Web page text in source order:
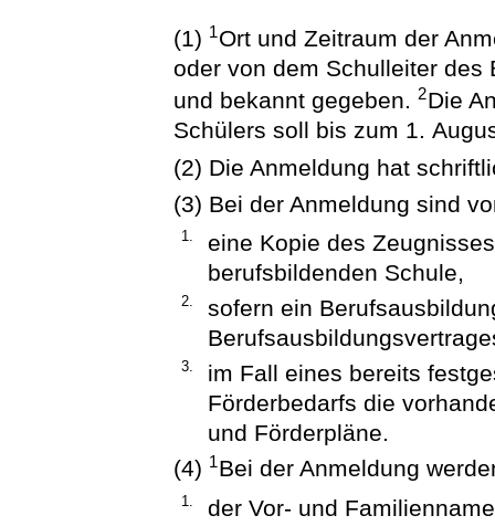
(1) 1Ort und Zeitraum der
oder von dem Schulleiter des
und bekannt gegeben.2Die
Schülers soll bis zum 1.
(2) Die Anmeldung hat
(3) Bei der Anmeldung sind
1.
eine Kopie des
berufsbildenden Schule,
2.
sofern ein
3.
im Fall eines bereits
Förderbedarfs die
und Förderpläne.
(4) 1Bei der Anmeldung
1. der Vor- und